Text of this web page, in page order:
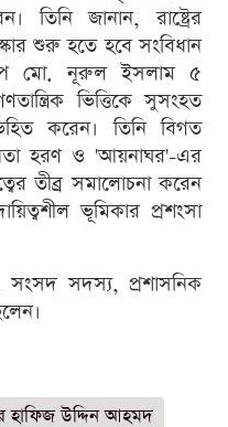
জানান, রাষ্ট্রের
শুরু হতে হবে সংবিধান
মো. নূরুল ইসলাম ৫
ভিত্তিকে সুসংহত
করেন। তিনি বিগত
হরণ ও 'আয়নাঘর'-এর
তীব্র সমালোচনা করেন
ভূমিকার প্রশংসা
সংসদ সদস্য, প্রশাসনিক
হাফিজ উদ্দিন আহমদ